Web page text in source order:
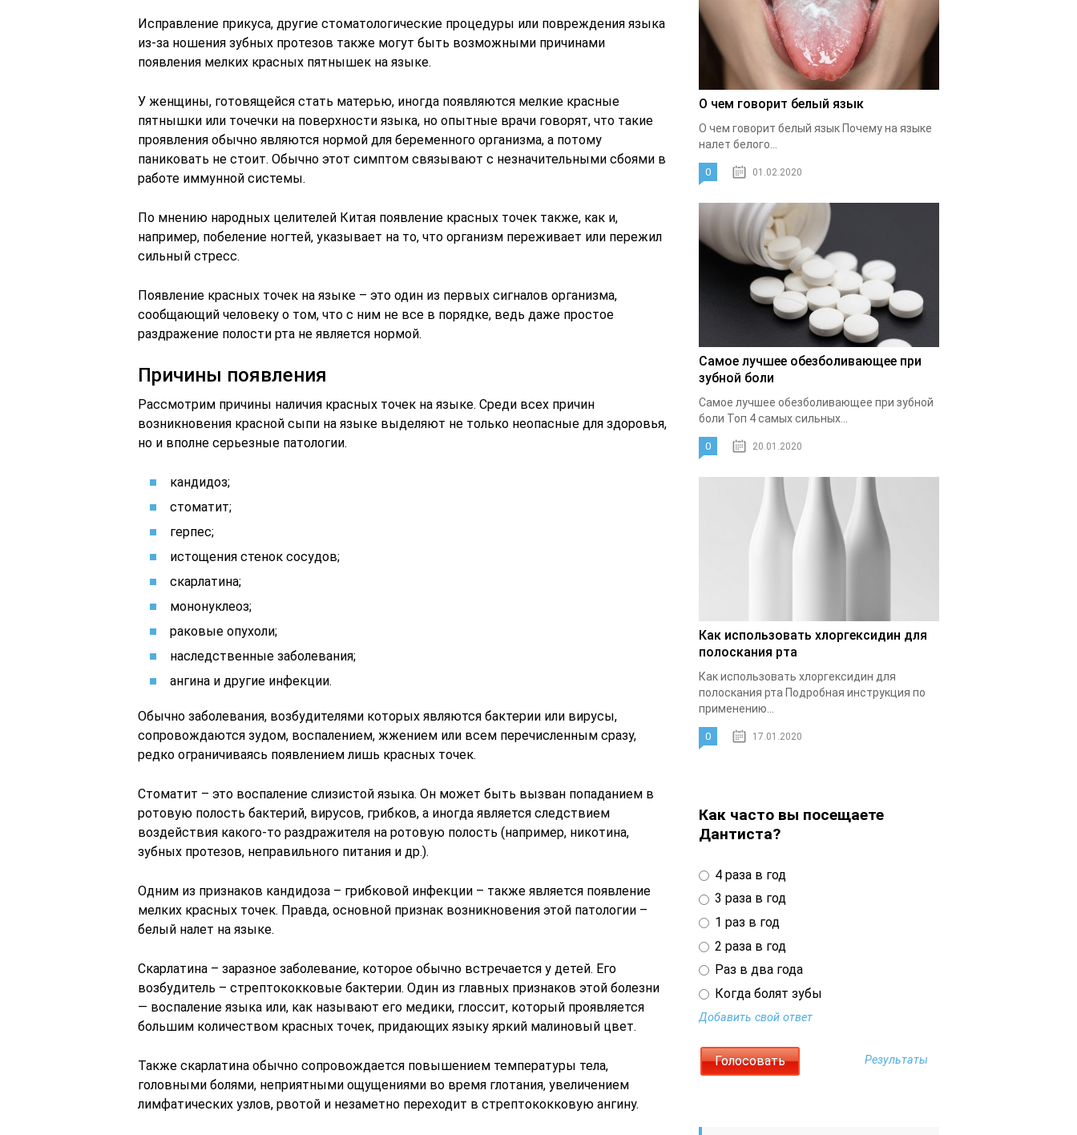
Исправление прикуса, другие стоматологические процедуры или повреждения языка
из-за ношения зубных протезов также могут быть возможными причинами
появления мелких красных пятнышек на языке.
У женщины, готовящейся стать матерью, иногда появляются мелкие красные
пятнышки или точечки на поверхности языка, но опытные врачи говорят, что такие
проявления обычно являются нормой для беременного организма, а потому
паниковать не стоит. Обычно этот симптом связывают с незначительными сбоями в
работе иммунной системы.
По мнению народных целителей Китая появление красных точек также, как и,
например, побеление ногтей, указывает на то, что организм переживает или пережил
сильный стресс.
Появление красных точек на языке – это один из первых сигналов организма,
сообщающий человеку о том, что с ним не все в порядке, ведь даже простое
раздражение полости рта не является нормой.
Причины появления
Рассмотрим причины наличия красных точек на языке. Среди всех причин
возникновения красной сыпи на языке выделяют не только неопасные для здоровья,
но и вполне серьезные патологии.
кандидоз;
стоматит;
герпес;
истощения стенок сосудов;
скарлатина;
мононуклеоз;
раковые опухоли;
наследственные заболевания;
ангина и другие инфекции.
Обычно заболевания, возбудителями которых являются бактерии или вирусы,
сопровождаются зудом, воспалением, жжением или всем перечисленным сразу,
редко ограничиваясь появлением лишь красных точек.
Стоматит – это воспаление слизистой языка. Он может быть вызван попаданием в
ротовую полость бактерий, вирусов, грибков, а иногда является следствием
воздействия какого-то раздражителя на ротовую полость (например, никотина,
зубных протезов, неправильного питания и др.).
Одним из признаков кандидоза – грибковой инфекции – также является появление
мелких красных точек. Правда, основной признак возникновения этой патологии –
белый налет на языке.
Скарлатина – заразное заболевание, которое обычно встречается у детей. Его
возбудитель – стрептококковые бактерии. Один из главных признаков этой болезни
— воспаление языка или, как называют его медики, глоссит, который проявляется
большим количеством красных точек, придающих языку яркий малиновый цвет.
Также скарлатина обычно сопровождается повышением температуры тела,
головными болями, неприятными ощущениями во время глотания, увеличением
лимфатических узлов, рвотой и незаметно переходит в стрептококковую ангину.
О чем говорит белый язык
О чем говорит белый язык Почему на языке
налет белого...
0 01.02.2020
Самое лучшее обезболивающее при
зубной боли
Самое лучшее обезболивающее при зубной
боли Топ 4 самых сильных...
0 20.01.2020
Как использовать хлоргексидин для
полоскания рта
Как использовать хлоргексидин для
полоскания рта Подробная инструкция по
применению...
0 17.01.2020
Как часто вы посещаете
Дантиста?
4 раза в год
3 раза в год
1 раз в год
2 раза в год
Раз в два года
Когда болят зубы
Добавить свой ответ
Результаты